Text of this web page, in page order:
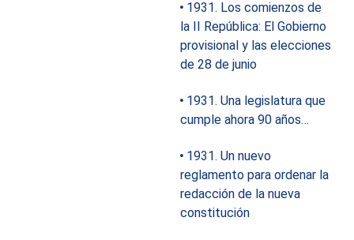
1931. Los comienzos de
la II República: El Gobierno
provisional y las elecciones
de 28 de junio
1931. Una legislatura que
cumple ahora 90 años…
1931. Un nuevo
reglamento para ordenar la
redacción de la nueva
constitución